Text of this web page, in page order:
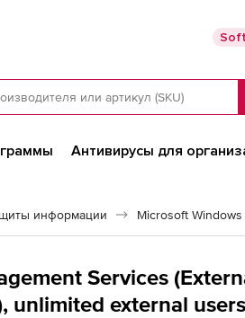
Антивирусы для
информации
Services
unlimited external